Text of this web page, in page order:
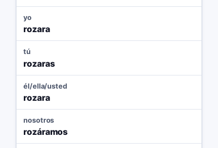
yo
rozara
tú
rozaras
él/ella/usted
rozara
nosotros
rozáramos